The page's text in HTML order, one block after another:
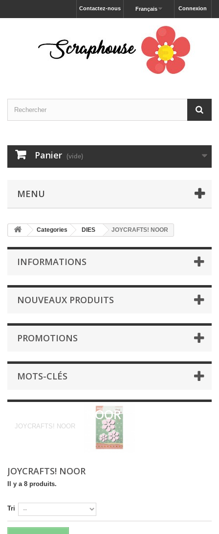
Connexion
Français
Contactez-nous
Panier (vide)
MENU
Categories DIES JOYCRAFTS! NOOR
INFORMATIONS
NOUVEAUX PRODUITS
PROMOTIONS
MOTS-CLÉS
JOYCRAFTS! NOOR
JOYCRAFTS! NOOR
JOYCRAFTS! NOOR
Il y a 8 produits.
Tri